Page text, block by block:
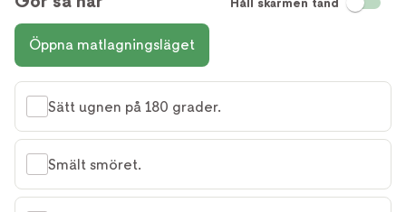
Öppna matlagningsläget
Sätt ugnen på 180 grader.
Smält smöret.